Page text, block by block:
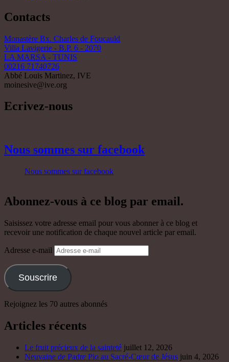
Contacts
Monastère Bx. Charles de Foucauld
Villa Lavigerie - B.P. 6 - 2070
LA MARSA - TUNIS
00216 71740726
Abbé Louis Martinez, IVE
moinesive@ive.org
Ecrivez-nous
Nous sommes sur facebook
Nous sommes sur facebook
Abonnez-vous à ce blog par email.
Saisissez votre adresse email pour vous abonner à ce blog et
recevoir une notification de chaque nouvel article par email.
Adresse e-mail
Souscrire
Rejoignez les 70 autres abonnés
Articles récents
Le fruit précieux de la sainteté juillet 12, 2026
Neuvaine de Padre Pio au Sacré-Cœur de Jésus juin 4, 2026